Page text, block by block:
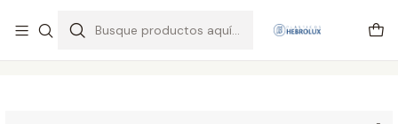
Regiones envios por pagar vía Starken y Pullman cargo